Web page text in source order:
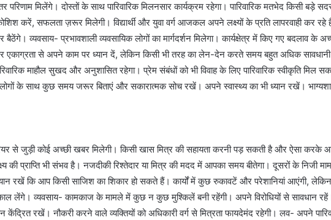
मिलेंगे। दोस्तों के साथ पारिवारिक मिलनसार कार्यक्रम रहेगा। पारिवारिक मतभेद किसी बड़े
करें, सफलता ज़रूर मिलेगी। विद्यार्थी और युवा वर्ग आजकल अपने लक्ष्यों के प्रति लापरवाही कर रहे
व्यवसाय- प्रभावशाली व्यवसायिक लोगों का मार्गदर्शन मिलेगा। कार्यक्षेत्र में किए गए बदलाव के
एकाग्रता से अपने काम पर ध्यान दें, लेकिन किसी भी तरह का लेन-देन करते समय बहुत अधिक सावधानी
माहौल सुखद और अनुशासित रहेगा। प्रेम संबंधों को भी विवाह के लिए पारिवारिक स्वीकृति मिल
के साथ कुछ समय जरूर बिताएं और सकारात्मक सोच रखें। अपने स्वास्थ्य का भी ध्यान रखें।
से जुड़ी कोई अच्छी खबर मिलेगी। किसी खास मित्र की सहायता करनी पड़ सकती है और ऐसा करके
की प्राप्ति भी संभव है। नजदीकी रिश्तेदार या मित्र की मदद में आपका समय बीतेगा। दूसरों के निजी
रखें कि आप किसी साजिश का शिकार हो सकते हैं। कार्यों में कुछ रुकावटें और परेशानियां आएंगी, लेकिन
लेंगे। व्यवसाय- कामकाज के मामले में कुछ न कुछ मुश्किलें बनी रहेंगी। अपने विरोधियों से सावधान
रखें। नौकरी करने वाले व्यक्तियों को अधिकारी वर्ग से मित्रता फायदेमंद रहेगी। लव- अपने